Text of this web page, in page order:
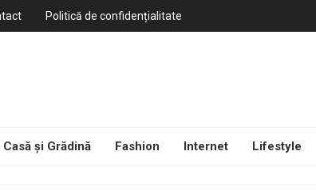
Politică de confidențialitate
Casă și Grădină Fashion Internet Lifestyle